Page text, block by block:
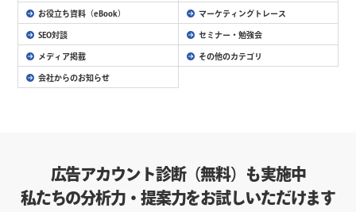
お役立ち資料（eBook） マーケティングトレース
SEO対談 セミナー・勉強会
メディア掲載 その他のカテゴリ
会社からのお知らせ
広告アカウント診断（無料）も実施中
私たちの分析力・提案力をお試しいただけます